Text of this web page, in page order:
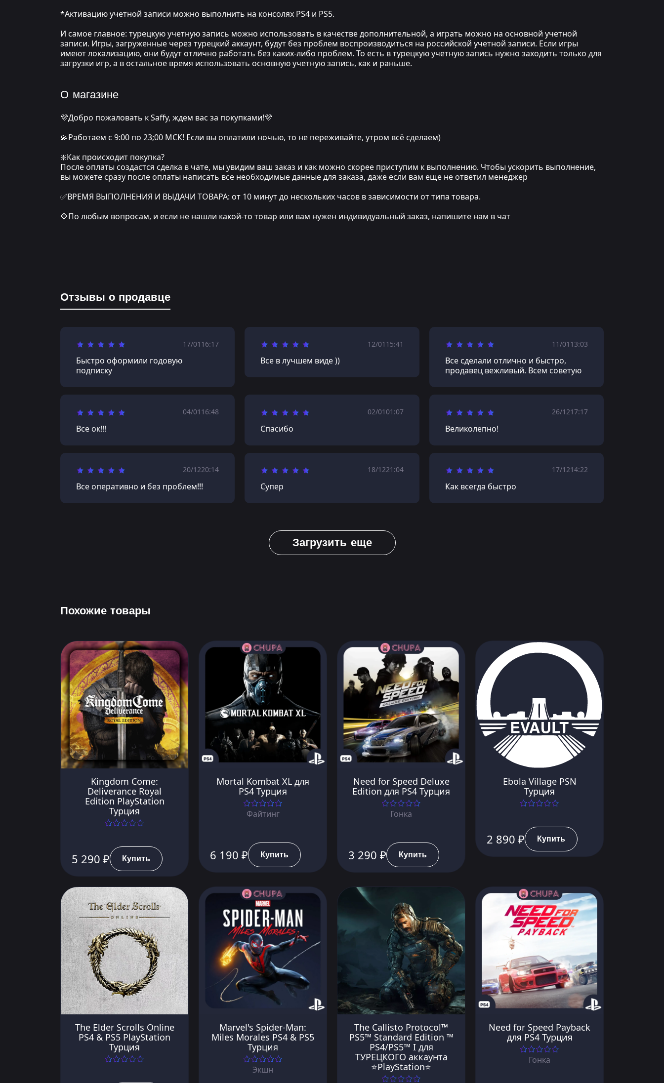
*Активацию учетной записи можно выполнить на консолях PS4 и PS5.
И самое главное: турецкую учетную запись можно использовать в качестве дополнительной, а играть можно на основной учетной
записи. Игры, загруженные через турецкий аккаунт, будут без проблем воспроизводиться на российской учетной записи. Если игры
имеют локализацию, они будут отлично работать без каких-либо проблем. То есть в турецкую учетную запись нужно заходить только для
загрузки игр, а в остальное время использовать основную учетную запись, как и раньше.
О магазине
💜Добро пожаловать к Saffy, ждем вас за покупками!💜
💫Работаем с 9:00 по 23;00 МСК! Если вы оплатили ночью, то не переживайте, утром всё сделаем)
❇️Как происходит покупка?
После оплаты создастся сделка в чате, мы увидим ваш заказ и как можно скорее приступим к выполнению. Чтобы ускорить выполнение,
вы можете сразу после оплаты написать все необходимые данные для заказа, даже если вам еще не ответил менеджер
✅ВРЕМЯ ВЫПОЛНЕНИЯ И ВЫДАЧИ ТОВАРА: от 10 минут до нескольких часов в зависимости от типа товара.
🔷По любым вопросам, и если не нашли какой-то товар или вам нужен индивидуальный заказ, напишите нам в чат
Отзывы о продавце
17/01 16:17
Быстро оформили годовую
подписку
12/01 15:41
Все в лучшем виде ))
11/01 13:03
Все сделали отлично и быстро,
продавец вежливый. Всем советую
04/01 16:48
Все ок!!!
02/0101:07
Спасибо
26/1217:17
Великолепно!
20/1220:14
Все оперативно и без проблем!!!
18/1221:04
Супер
17/1214:22
Как всегда быстро
Загрузить еще
Похожие товары
Kingdom Come:
Deliverance Royal
Edition PlayStation
Турция
5 290 ₽ Купить
Mortal Kombat XL для
PS4 Турция
Файтинг
6 190 ₽ Купить
Need for Speed Deluxe
Edition для PS4 Турция
Гонка
3 290 ₽ Купить
Ebola Village PSN
Турция
2 890 ₽ Купить
The Elder Scrolls Online
PS4 & PS5 PlayStation
Турция
Marvel's Spider-Man:
Miles Morales PS4 & PS5
Турция
Экшн
The Callisto Protocol™
PS5™ Standard Edition ™
PS4/PS5™ I для
ТУРЕЦКОГО аккаунта
⭐PlayStation⭐
Need for Speed Payback
для PS4 Турция
Гонка